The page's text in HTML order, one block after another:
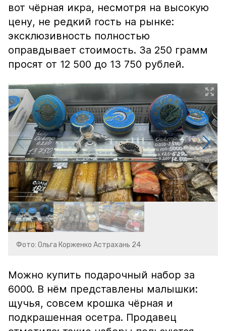
вот чёрная икра, несмотря на высокую
цену, не редкий гость на рынке:
эксклюзивность полностью
оправдывает стоимость. За 250 грамм
просят от 12 500 до 13 750 рублей.
Фото: Ольга Корженко Астрахань 24
Можно купить подарочный набор за
6000. В нём представлены малышки:
щучья, совсем крошка чёрная и
подкрашенная осетра. Продавец